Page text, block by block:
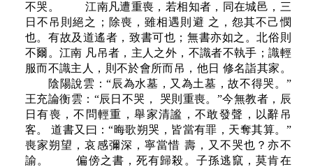
不哭。 江南凡遭重喪，若相知者，同在城邑，三
日不吊則絕之；除喪，雖相遇則避 之，怨其不己憫
也。有故及道遙者，致書可也；無書亦如之。北俗則
不爾。江南 凡吊者，主人之外，不識者不執手；識輕
服而不識主人，則不於會所而吊，他日 修名詣其家。
陰陽說雲：“辰為水墓，又為土墓，故不得哭。”
王充論衡雲：“辰日不哭， 哭則重喪。”今無教者，辰
日有喪，不問輕重，舉家清謐，不敢發聲，以辭吊
客。 道書又曰：“晦歌朔哭，皆當有罪，天奪其算。”
喪家朔望，哀感彌深，寧當惜 壽，又不哭也？亦不
諭。 偏傍之書，死有歸殺。子孫逃竄，莫肯在